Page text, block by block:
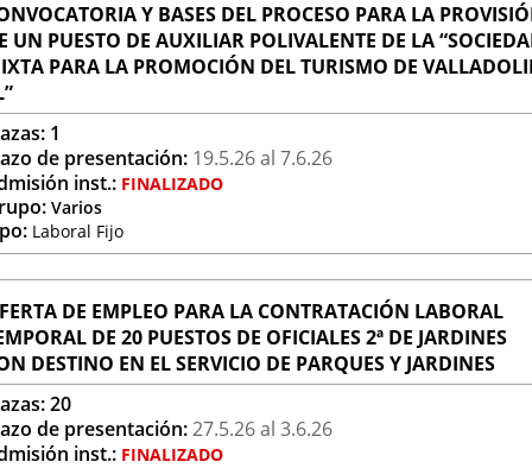
1
Y BASES DEL PROCESO PARA LA
UN PUESTO DE AUXILIAR POLIVALENTE DE LA
PARA LA PROMOCIÓN DEL TURISMO DE
de presentación: 19.5.26al 7.6.26
inst.: FINALIZADO
Varios
Laboral Fijo
20
DE EMPLEO PARA LA CONTRATACIÓN LABORAL
DE 20 PUESTOS DE OFICIALES 2ª DE JARDINES
DESTINO EN EL SERVICIO DE PARQUES Y JARDINES
de presentación:27.5.26al 3.6.26
inst.: FINALIZADO